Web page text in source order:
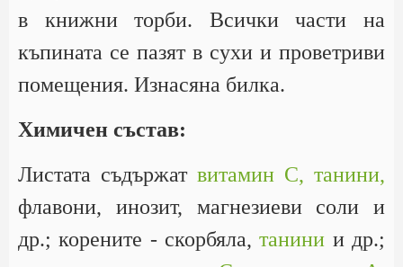
в книжни торби. Всички части на
къпината се пазят в сухи и проветриви
помещения. Изнасяна билка.
Химичен състав:
Листата съдържат витамин С, танини,
флавони, инозит, магнезиеви соли и
др.; корените - скорбяла,танини и др.;